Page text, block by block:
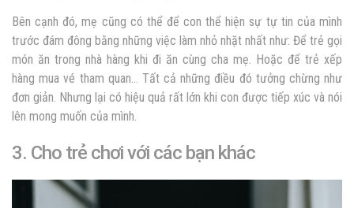
Bên cạnh đó, mẹ cũng có thể để con thể hiện sự tự tin của mình
trước đám đông bằng những việc làm nhỏ nhặt nhất như: Để trẻ gọi
món ăn trong nhà hàng khi đi ăn cùng cha mẹ. Hoặc để trẻ xếp
hàng mua vé tham quan… Tất cả những điều đó tưởng chừng như
đơn giản. Nhưng lại có hiệu quả rất lớn khi con được tiếp xúc và nói
lên mong muốn của mình.
3. Cho trẻ chơi với các bạn khác